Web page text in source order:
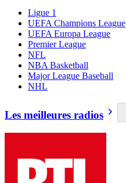
Ligue 1
UEFA Champions League
UEFA Europa League
Premier League
NFL
NBA Basketball
Major League Baseball
NHL
Les meilleures radios